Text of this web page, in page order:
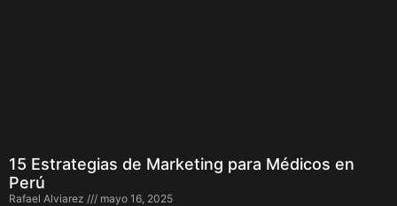
15 Estrategias de Marketing para Médicos en
Perú
Rafael Alviarez mayo 16, 2025